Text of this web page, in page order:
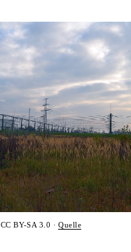
BY-SA 3.0 ·Quelle